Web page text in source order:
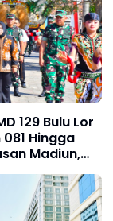
129 Bulu Lor
Hingga
Madiun,
dan